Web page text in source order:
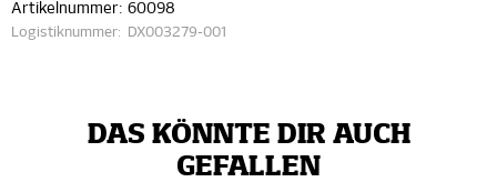
Artikelnummer: 60098
Logistiknummer: DX003279-001
DAS KÖNNTE DIR AUCH
GEFALLEN